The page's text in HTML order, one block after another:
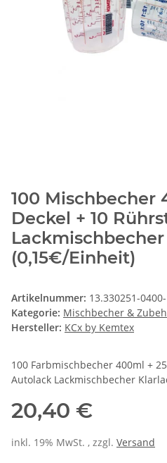
100 Mischbecher
Deckel + 10
(0,15€/Einheit)
Artikelnummer: 13.330251-
Kategorie: Mischbecher &
Hersteller: KCx by Kemtex
100 Farbmischbecher 400ml +
Autolack Lackmischbecher
20,40 €
inkl. 19% MwSt. , zzgl. Versand